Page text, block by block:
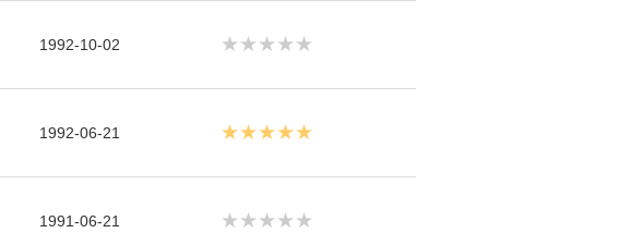
1992-10-02 ★★★★★
1992-06-21 ★★★★★
1991-06-21 ★★★★★